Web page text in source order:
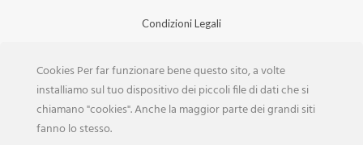
Condizioni Legali
Iscrizione Aziende
Scarica la Rivista
Cookies Per far funzionare bene questo sito, a volte
installiamo sul tuo dispositivo dei piccoli file di dati che si
chiamano "cookies". Anche la maggior parte dei grandi siti
fanno lo stesso.